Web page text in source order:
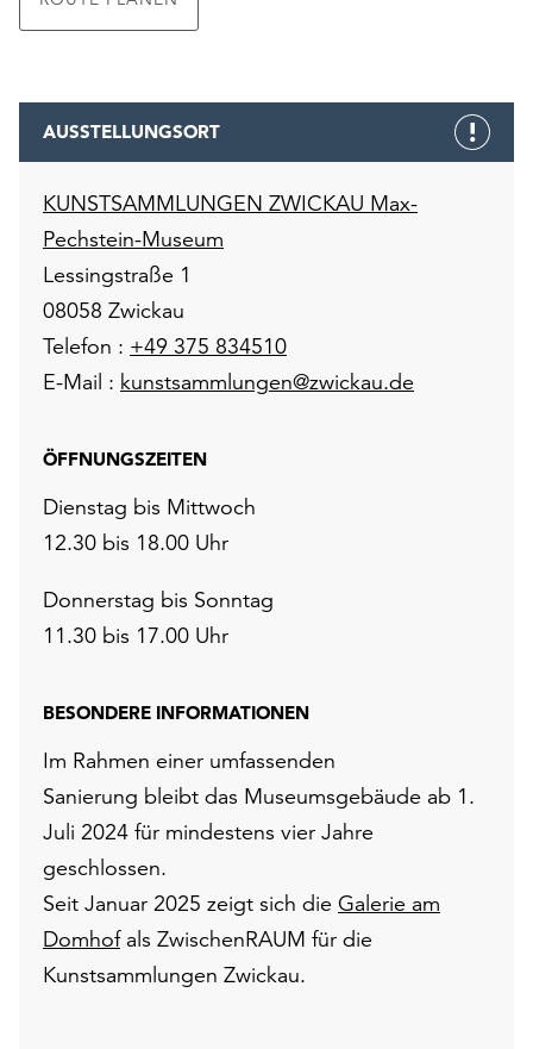
AUSSTELLUNGSORT
KUNSTSAMMLUNGEN ZWICKAU Max-
Pechstein-Museum
Lessingstraße 1
08058 Zwickau
Telefon : +49 375 834510
E-Mail : kunstsammlungen@zwickau.de
ÖFFNUNGSZEITEN
Dienstag bis Mittwoch
12.30 bis 18.00 Uhr
Donnerstag bis Sonntag
11.30 bis 17.00 Uhr
BESONDERE INFORMATIONEN
Im Rahmen einer umfassenden
Sanierung bleibt das Museumsgebäude ab 1.
Juli 2024 für mindestens vier Jahre
geschlossen.
Seit Januar 2025 zeigt sich die Galerie am
Domhofals ZwischenRAUM für die
Kunstsammlungen Zwickau.